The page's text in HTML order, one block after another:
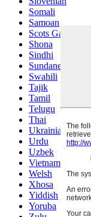
Somali
Samoan
Scots Gaelic
Shona
Sindhi
Sundanese
Swahili
Tajik
Tamil
Telugu
Thai
Ukrainian
Urdu
Uzbek
Vietnamese
Welsh
Xhosa
Yiddish
Yoruba